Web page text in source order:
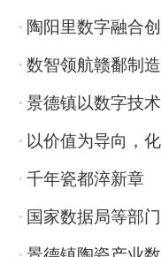
数智领航赣鄱制
千年瓷都淬新章